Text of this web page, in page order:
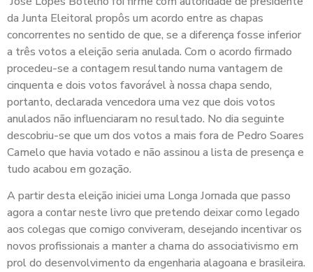
da Junta Eleitoral propôs um acordo entre as chapas
concorrentes no sentido de que, se a diferença fosse inferior
a três votos a eleição seria anulada. Com o acordo firmado
procedeu-se a contagem resultando numa vantagem de
cinquenta e dois votos favorável à nossa chapa sendo,
portanto, declarada vencedora uma vez que dois votos
anulados não influenciaram no resultado. No dia seguinte
descobriu-se que um dos votos a mais fora de Pedro Soares
Camelo que havia votado e não assinou a lista de presença e
tudo acabou em gozação.
A partir desta eleição iniciei uma Longa Jornada que passo
agora a contar neste livro que pretendo deixar como legado
aos colegas que comigo conviveram, desejando incentivar os
novos profissionais a manter a chama do associativismo em
prol do desenvolvimento da engenharia alagoana e brasileira.